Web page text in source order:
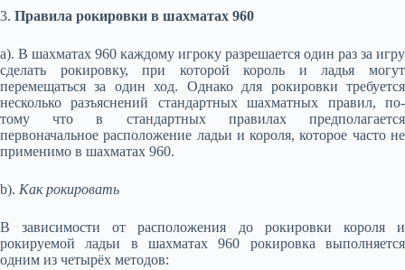
3. Правила рокировки в шахматах 960
a). В шахматах 960 каждому игроку разрешается один раз за игру
сделать рокировку, при которой король и ладья могут
перемещаться за один ход. Однако для рокировки требуется
несколько разъяснений стандартных шахматных правил, по-
тому что в стандартных правилах предполагается
первоначальное расположение ладьи и короля, которое часто не
применимо в шахматах 960.
b). Как рокировать
В зависимости от расположения до рокировки короля и
рокируемой ладьи в шахматах 960 рокировка выполняется
одним из четырёх методов: